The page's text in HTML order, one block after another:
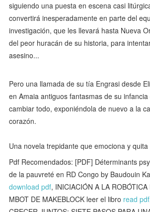
siguiendo una puesta en escena casi
convertirá inesperadamente en parte del
investigación, que les llevará hasta Nueva
del peor huracán de su historia, para
asesino...
Pero una llamada de su tía Engrasi desde
en Amaia antiguos fantasmas de su
cambiar todo, exponiéndola de nuevo a la
corazón.
Una novela trepidante que emociona y quita
Pdf Recomendados: [PDF] Déterminants
de la pauvreté en RD Congo by Baudouin
download pdf, INICIACIÓN A LA ROBÓTICA
MBOT DE MAKEBLOCK leer el libro read pdf